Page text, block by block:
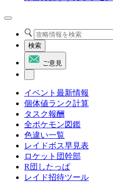
検索
ご意見
イベント最新情報
個体値ランク計算
タスク報酬
全ポケモン図鑑
色違い一覧
レイドボス早見表
ロケット団幹部
R団したっぱ
レイド招待ツール